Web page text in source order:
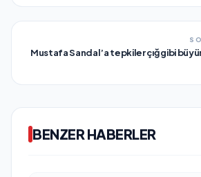
Mustafa Sandal’a tepkiler çığ gibi
BENZER HABERLER